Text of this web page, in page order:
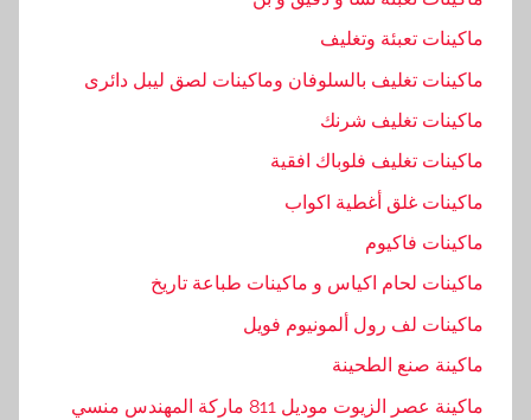
ه
ن
,
ا
ب
ا
ك
ماكينات تعبئة وتغليف
ماكينات تغليف بالسلوفان وماكينات لصق ليبل دائرى
ماكينات تغليف شرنك
ماكينات تغليف فلوباك افقية
ماكينات غلق أغطية اكواب
ماكينات فاكيوم
ماكينات لحام اكياس و ماكينات طباعة تاريخ
ماكينات لف رول ألمونيوم فويل
ماكينة صنع الطحينة
ماكينة عصر الزيوت موديل 811 ماركة المهندس منسي